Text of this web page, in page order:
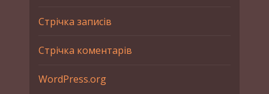
Стрічка записів
Стрічка коментарів
WordPress.org